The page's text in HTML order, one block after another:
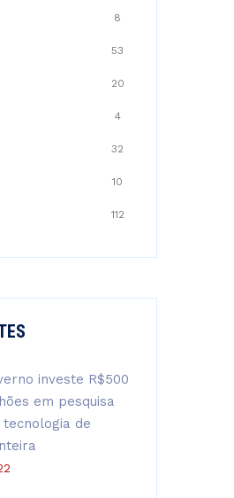
8
53
20
4
32
10
112
investe R$500
em pesquisa
tecnologia de